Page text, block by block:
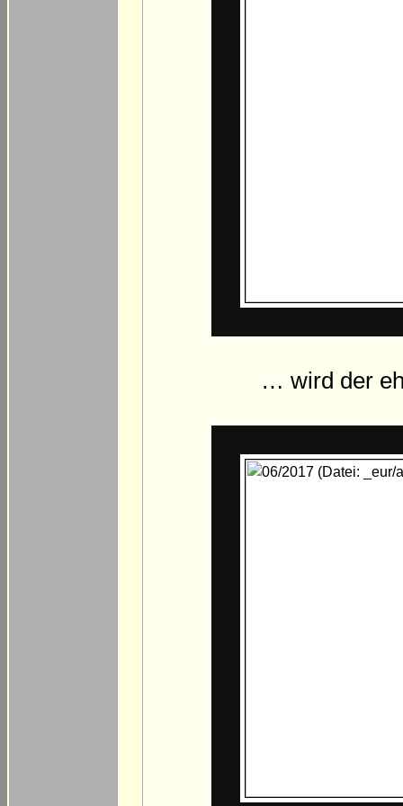
… wird der